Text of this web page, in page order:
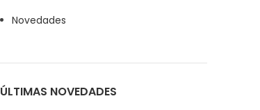
Novedades
ÚLTIMAS NOVEDADES